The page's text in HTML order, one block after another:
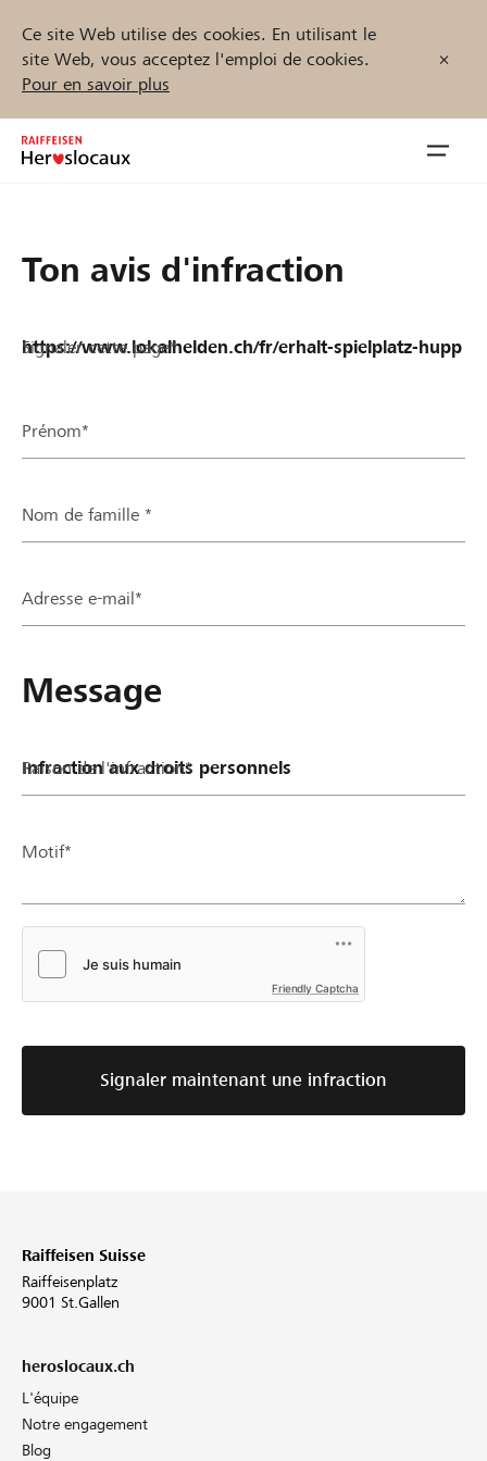
Ce site Web utilise des cookies. En utilisant le
site Web, vous acceptez l'emploi de cookies.
Pour en savoir plus
Inhalt
Partenaires / Banques Raiffeisen
S'inscrire
Trouvez des projets et des organisations
DE FR IT
Ton avis d'infraction
Signaler cette page*
Prénom*
Nom de famille *
Adresse e-mail*
Message
Raison de l'infraction*
Motif*
Friendly Captcha
Signaler maintenant une infraction
Raiffeisen Suisse
Raiffeisenplatz
9001 St.Gallen
heroslocaux.ch
L'équipe
Notre engagement
Blog